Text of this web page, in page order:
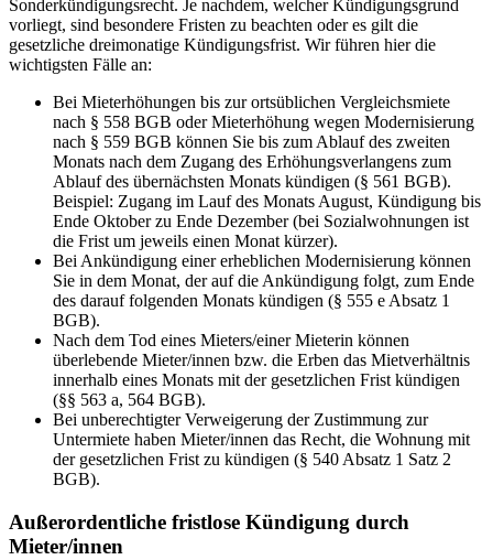
Sonderkündigungsrecht. Je nachdem, welcher Kündigungsgrund
vorliegt, sind besondere Fristen zu beachten oder es gilt die
gesetzliche dreimonatige Kündigungsfrist. Wir führen hier die
wichtigsten Fälle an:
Bei Mieterhöhungen bis zur ortsüblichen Vergleichsmiete
nach § 558 BGB oder Mieterhöhung wegen Modernisierung
nach § 559 BGB können Sie bis zum Ablauf des zweiten
Monats nach dem Zugang des Erhöhungsverlangens zum
Ablauf des übernächsten Monats kündigen (§ 561 BGB).
Beispiel: Zugang im Lauf des Monats August, Kündigung bis
Ende Oktober zu Ende Dezember (bei Sozialwohnungen ist
die Frist um jeweils einen Monat kürzer).
Bei Ankündigung einer erheblichen Modernisierung können
Sie in dem Monat, der auf die Ankündigung folgt, zum Ende
des darauf folgenden Monats kündigen (§ 555 e Absatz 1
BGB).
Nach dem Tod eines Mieters/einer Mieterin können
überlebende Mieter/innen bzw. die Erben das Mietverhältnis
innerhalb eines Monats mit der gesetzlichen Frist kündigen
(§§ 563 a, 564 BGB).
Bei unberechtigter Verweigerung der Zustimmung zur
Untermiete haben Mieter/innen das Recht, die Wohnung mit
der gesetzlichen Frist zu kündigen (§ 540 Absatz 1 Satz 2
BGB).
Außerordentliche fristlose Kündigung durch
Mieter/innen